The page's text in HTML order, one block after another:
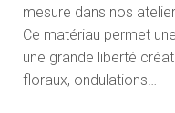
mesure dans nos
Ce matériau permet
une grande liberté
floraux, ondulations…